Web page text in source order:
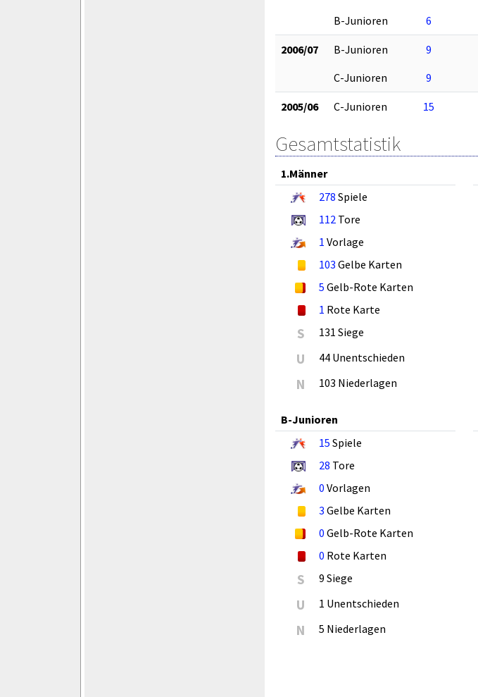
B-Junioren
6
2006/07 B-Junioren 9
C-Junioren
9
2005/06 C-Junioren 15
Gesamtstatistik
1.Männer
278 Spiele
112 Tore
1 Vorlage
103 Gelbe Karten
5 Gelb-Rote Karten
1 Rote Karte
S 131 Siege
U 44 Unentschieden
N 103 Niederlagen
B-Junioren
15 Spiele
28 Tore
0 Vorlagen
3 Gelbe Karten
0 Gelb-Rote Karten
0 Rote Karten
S 9 Siege
U 1 Unentschieden
N 5 Niederlagen